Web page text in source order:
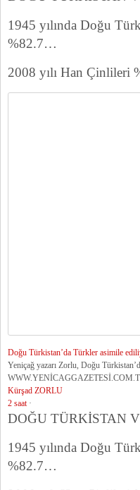
1945 yılında Doğu
%82.7…
2008 yılı Han
Doğu Türkistan’da Türkler asimile
Yeniçağ yazarı Zorlu, Doğu
Kürşad ZORLU
2 saat·
DOĞU TÜRKİSTAN
1945 yılında Doğu
%82.7…